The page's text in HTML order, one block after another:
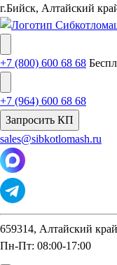
г.Бийск, Алтайский
+7 (800) 600 68 68
+7 (964) 600 68 68
Запросить КП
sales@sibkotlomash.ru
659314, Алтайский
Пн-Пт: 08:00-17:00